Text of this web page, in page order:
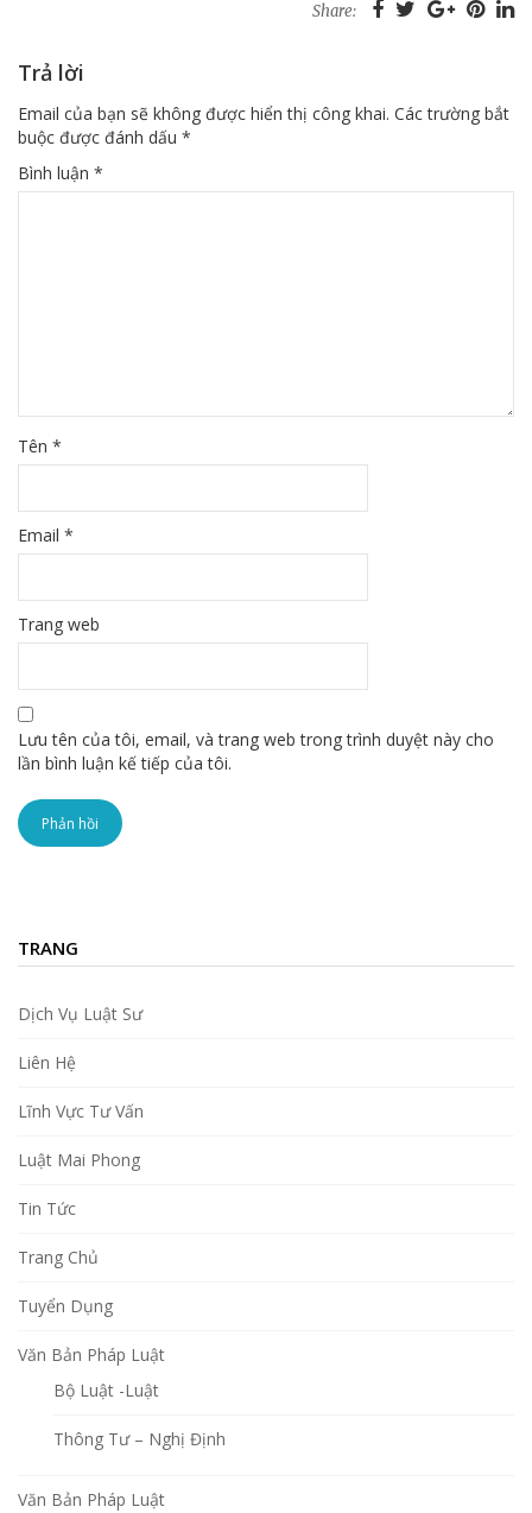
Share:
Trả lời
Email của bạn sẽ không được hiển thị công khai. Các trường bắt
buộc được đánh dấu *
Bình luận *
Tên *
Email *
Trang web
Lưu tên của tôi, email, và trang web trong trình duyệt này cho
lần bình luận kế tiếp của tôi.
TRANG
Dịch Vụ Luật Sư
Liên Hệ
Lĩnh Vực Tư Vấn
Luật Mai Phong
Tin Tức
Trang Chủ
Tuyển Dụng
Văn Bản Pháp Luật
Bộ Luật -Luật
Thông Tư – Nghị Định
Văn Bản Pháp Luật